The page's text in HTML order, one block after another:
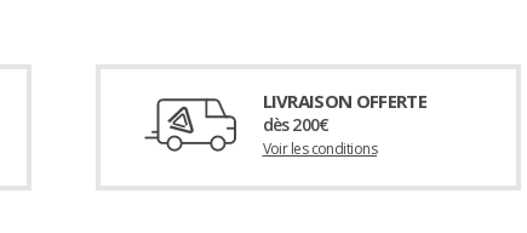
LIVRAISON OFFERTE
dès 200€
Voir les conditions